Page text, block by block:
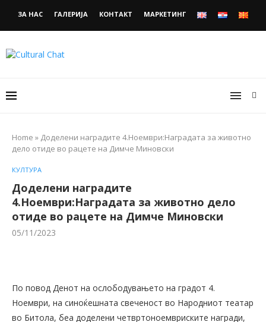
ЗА НАС ГАЛЕРИЈА КОНТАКТ МАРКЕТИНГ
Home » Доделени наградите 4.Ноември:Наградата за животно
дело отиде во рацете на Димче Миновски
КУЛТУРА
Доделени наградите
4.Ноември:Наградата за животно дело
отиде во рацете на Димче Миновски
05/11/2023
По повод Денот на ослободувањето на градот 4.
Ноември, на синоќешната свеченост во Народниот театар
во Битола, беа доделени четвртоноемвриските награди,